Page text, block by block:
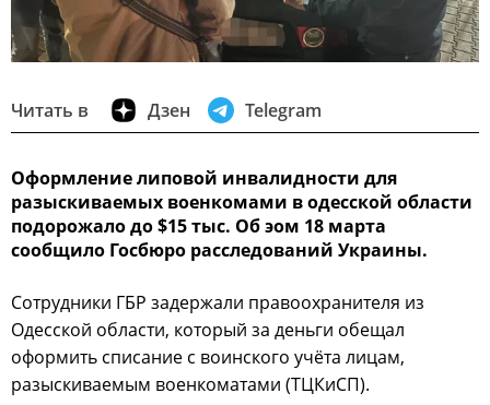
Читать в Дзен Telegram
Оформление липовой инвалидности для
разыскиваемых военкомами в одесской области
подорожало до $15 тыс. Об эом 18 марта
сообщило Госбюро расследований Украины.
Сотрудники ГБР задержали правоохранителя из
Одесской области, который за деньги обещал
оформить списание с воинского учёта лицам,
разыскиваемым военкоматами (ТЦКиСП).